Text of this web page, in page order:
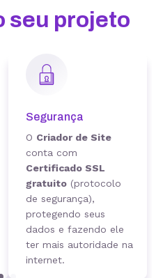
seu projeto
Segurança
O Criador de Site
conta com
Certificado SSL
gratuito (protocolo
de segurança),
protegendo seus
dados e fazendo ele
ter mais autoridade na
internet.